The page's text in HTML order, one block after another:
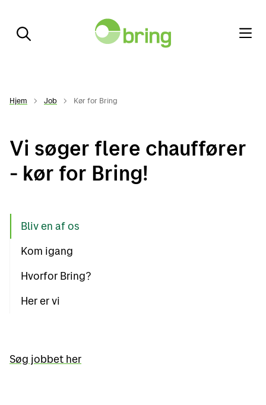
Hjem Job Kør for Bring
Vi søger flere chauffører
- kør for Bring!
Bliv en af os
Kom igang
Hvorfor Bring?
Her er vi
Søg jobbet her